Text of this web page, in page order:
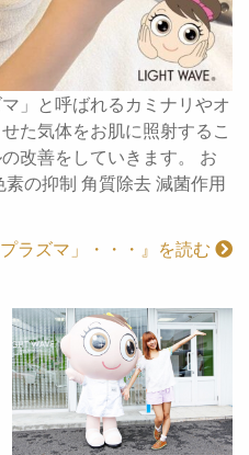
」と呼ばれるカミナリやオ
た気体をお肌に照射するこ
改善をしていきます。 お
の抑制 角質除去 減菌作用
ラズマ」・・・』を読む